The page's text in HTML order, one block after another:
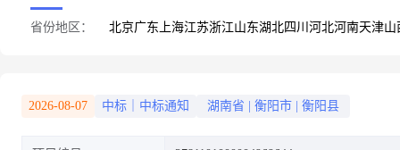
省份地区： 北京广东 上海江苏浙江山东湖北四川 河北河南天津山
2026-08-07 中标｜中标通知 湖南省 衡阳市 衡阳县